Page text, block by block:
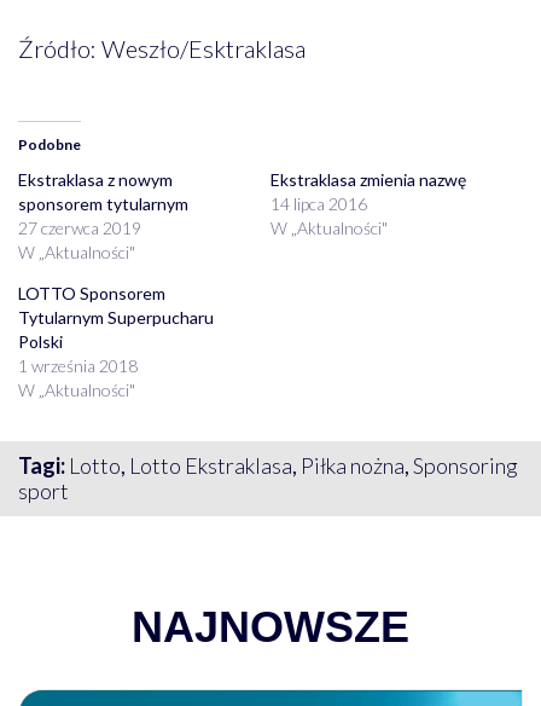
Źródło: Weszło/Esktraklasa
Podobne
Ekstraklasa z nowym
sponsorem tytularnym
27 czerwca 2019
W „Aktualności"
Ekstraklasa zmienia nazwę
14 lipca 2016
W „Aktualności"
LOTTO Sponsorem
Tytularnym Superpucharu
Polski
1 września 2018
W „Aktualności"
Tagi: Lotto, Lotto Ekstraklasa, Piłka nożna,Sponsoring
sport
NAJNOWSZE